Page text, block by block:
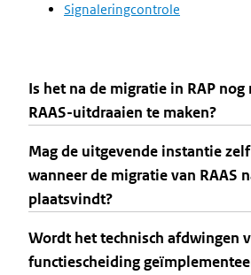
Signaleringcontrole
Is het na de migratie in RAP
RAAS-uitdraaien te maken?
Mag de uitgevende instantie
wanneer de migratie van RAAS
plaatsvindt?
Wordt het technisch afdwingen
functiescheiding